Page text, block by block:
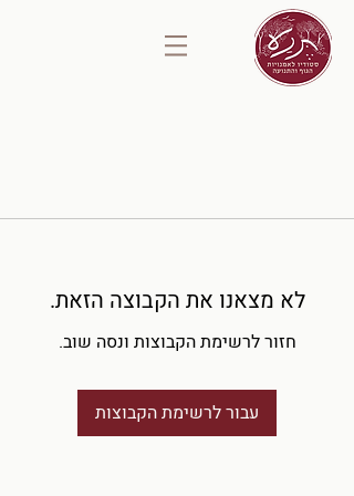
לא מצאנו את הקבוצה הזאת.
חזור לרשימת הקבוצות ונסה שוב.
עבור לרשימת הקבוצות